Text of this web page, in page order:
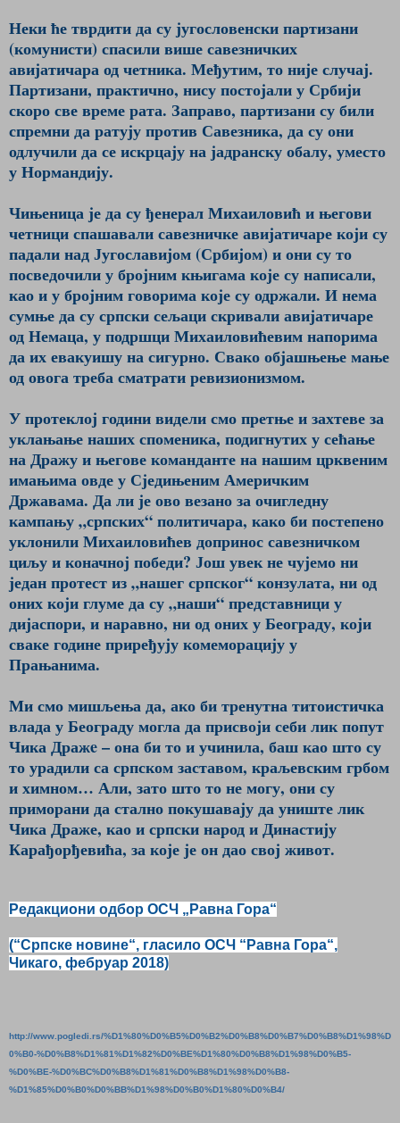
Неки ће тврдити да су југословенски партизани
(комунисти) спасили више савезничких
авијатичара од четника. Међутим, то није случај.
Пар­тизани, практично, нису пос­то­јали у Србији
скоро све време рата. Заправо, партизани су били
спремни да ратују против Савезника, да су они
одлучили да се искрцају на јадранску обалу, уместо
у Нормандију.
Чињеница је да су ђенерал Михаиловић и његови
четници спашавали савезничке авијатичаре који су
падали над Југославијом (Србијом) и они су то
посведочили у бројним књигама које су написали,
као и у бројним говорима које су одржали. И нема
сумње да су српски сељаци скривали авијатичаре
од Немаца, у подршци Михаиловићевим напорима
да их евакуишу на сигурно. Свако објашњење мање
од овога треба сматрати ревизионизмом.
У протеклој години видели смо претње и захтеве за
уклањање наших споменика, подигнутих у сећање
на Дражу и његове команданте на нашим црквеним
имањима овде у Сједињеним Америчким
Државама. Да ли је ово везано за очигледну
кампању „српских“ политичара, како би постепено
уклонили Михаиловићев допринос савезничком
циљу и коначној победи? Још увек не чујемо ни
један протест из „нашег српског“ конзулата, ни од
оних који глуме да су „наши“ представници у
дијаспори, и наравно, ни од оних у Београду, који
сваке године приређују комеморацију у
Прањанима.
Ми смо мишљења да, ако би тренутна титоистичка
влада у Београду могла да присвоји себи лик попут
Чика Дражe – она би то и учинила, баш као што су
то урадили са српском заставом, краљевским грбом
и химном… Али, зато што то не могу, они су
приморани да стално покушавају да униште лик
Чика Драже, као и српски народ и Династију
Карађорђевића, за које је он дао свој живот.
Редакциони одбор ОСЧ „Равна Гора“
(“Српске новине“, гласило ОСЧ “Равна Гора“,
Чикаго, фебруар 2018)
http://www.pogledi.rs/%D1%80%D0%B5%D0%B2%D0%B8%D0%B7%D0%B8%D1%98%D
0%B0-%D0%B8%D1%81%D1%82%D0%BE%D1%80%D0%B8%D1%98%D0%B5-
%D0%BE-%D0%BC%D0%B8%D1%81%D0%B8%D1%98%D0%B8-
%D1%85%D0%B0%D0%BB%D1%98%D0%B0%D1%80%D0%B4/